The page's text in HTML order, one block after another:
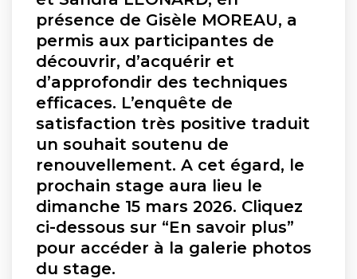
présence de Gisèle MOREAU, a
permis aux participantes de
découvrir, d’acquérir et
d’approfondir des techniques
efficaces. L’enquête de
satisfaction très positive traduit
un souhait soutenu de
renouvellement. A cet égard, le
prochain stage aura lieu le
dimanche 15 mars 2026. Cliquez
ci-dessous sur “En savoir plus”
pour accéder à la galerie photos
du stage.